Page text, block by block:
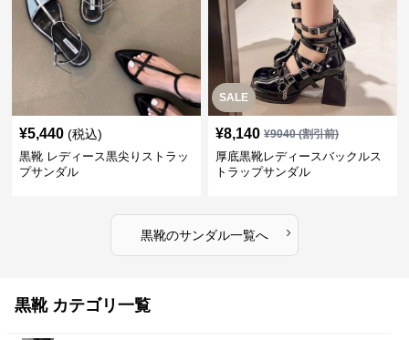
¥5,440 (税込)
黒靴 レディース黒尖りストラッ
プサンダル
SALE
¥8,140 ¥9040(割引前)
厚底黒靴レディースバックルス
トラップサンダル
黒靴のサンダル一覧へ ›
黒靴 カテゴリ一覧